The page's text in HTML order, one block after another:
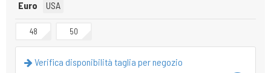
Euro USA
48 50
Verifica disponibilità taglia per negozio